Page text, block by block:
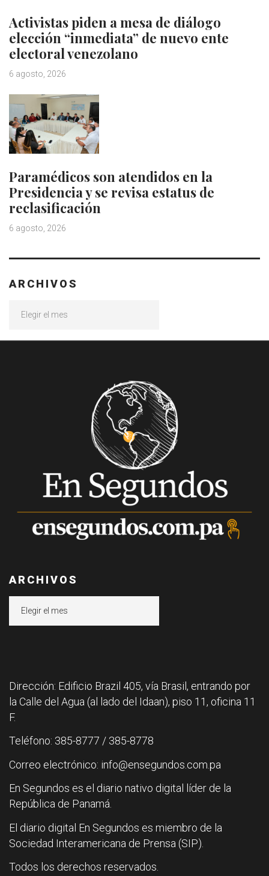
Activistas piden a mesa de diálogo
elección “inmediata” de nuevo ente
electoral venezolano
6 agosto, 2026
Paramédicos son atendidos en la
Presidencia y se revisa estatus de
reclasificación
6 agosto, 2026
ARCHIVOS
ARCHIVOS
Dirección: Edificio Brazil 405, vía Brasil, entrando por
la Calle del Agua (al lado del Idaan), piso 11, oficina 11
F.
Teléfono: 385-8777 / 385-8778
Correo electrónico: info@ensegundos.com.pa
En Segundos es el diario nativo digital líder de la
República de Panamá.
El diario digital En Segundos es miembro de la
Sociedad Interamericana de Prensa (SIP).
Todos los derechos reservados.